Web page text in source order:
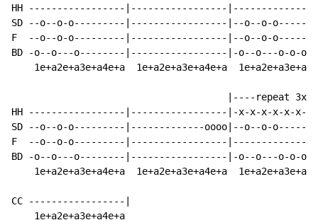
HH -----------------|-----------------
SD --o--o-o---------|-----------------|--o--o-o-----
F  --o--o-o---------|-----------------|--o--o-o-----
BD -o--o---o--------|-----------------|-o--o---o-o-
1e+a2e+a3e+a4e+a  1e+a2e+a3e+a4e+a
|----repeat
HH -----------------|-----------------|-x-x-x-x-x-x-x-
SD --o--o-o---------|-------------oooo|--o--o-o-----o-
F  --o--o-o---------|-----------------
BD -o--o---o--------|-----------------|-o--o---o-o-
1e+a2e+a3e+a4e+a  1e+a2e+a3e+a4e+a
CC -----------------|
    1e+a2e+a3e+a4e+a